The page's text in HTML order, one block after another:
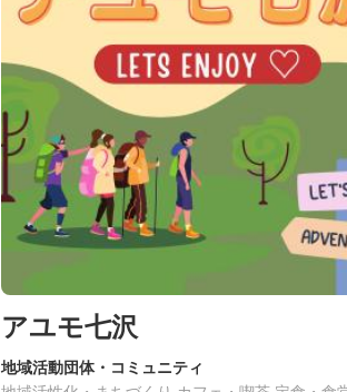
アユモ七沢
地域活動団体・コミュニティ